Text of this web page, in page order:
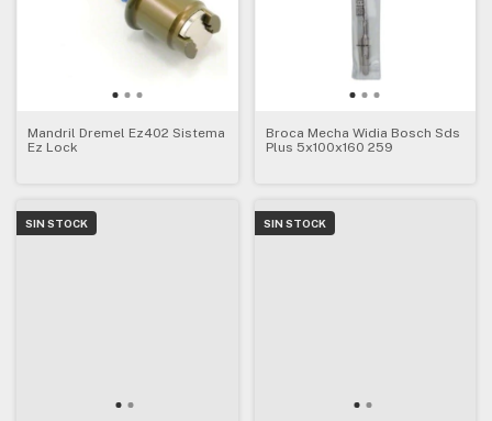
Mandril Dremel Ez402 Sistema
Ez Lock
Broca Mecha Widia Bosch Sds
Plus 5x100x160 259
SIN STOCK SIN STOCK